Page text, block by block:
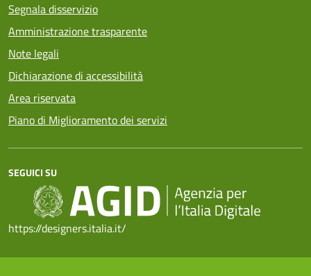
Segnala disservizio
Amministrazione trasparente
Note legali
Dichiarazione di accessibilità
Area riservata
Piano di Miglioramento dei servizi
SEGUICI SU
https://designers.italia.it/